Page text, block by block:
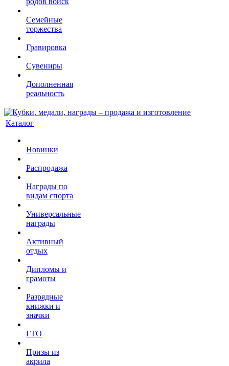
Семейные
торжества
Гравировка
Сувениры
Дополненная
реальность
Каталог
Новинки
Распродажа
Награды по
видам спорта
Универсальные
награды
Активный
отдых
Дипломы и
грамоты
Разрядные
книжки и
значки
ГТО
Призы из
акрила